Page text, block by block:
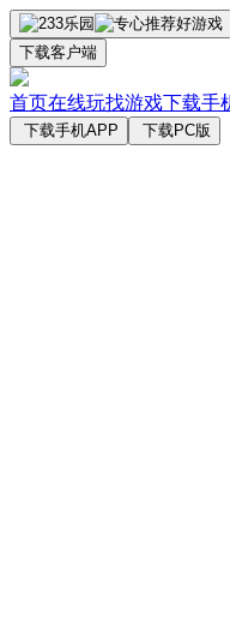
下载客户端
首页在线玩找游戏下载手
下载手机APP 下载PC版